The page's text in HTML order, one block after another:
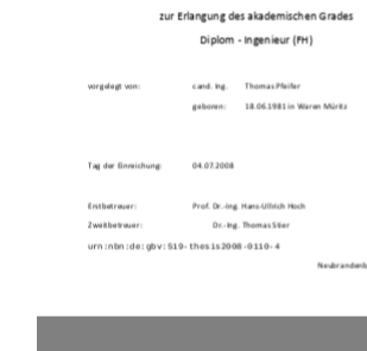
zur Erlangung des akademischen Grades
Diplom - Ingenieur (FH)
vorgelegt von: cand. Ing. Thomas Pfeifer
geboren: 18.06.1981 in Waren Müritz
Tag der Einreichung: 04.07.2008
Erstbetreuer: Prof. Dr.-Ing. Hans-Ullrich Hoch
Zweitbetreuer:
  Dr.-Ing. Thomas Stier